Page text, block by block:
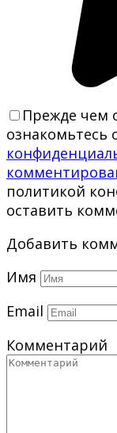
Прежде чем
ознакомьтесь с
политикой
оставить
Добавить
Имя
Email
Комментарий